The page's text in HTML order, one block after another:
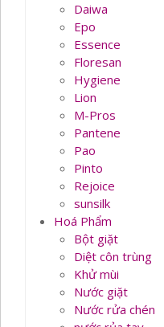
Daiwa
Epo
Essence
Floresan
Hygiene
Lion
M-Pros
Pantene
Pao
Pinto
Rejoice
sunsilk
Hoá Phẩm
Bột giặt
Diệt côn trùng
Khử mùi
Nước giặt
Nước rửa chén